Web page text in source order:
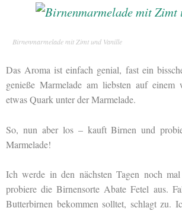
Birnenmarmelade mit Zimt und Vanille
Das Aroma ist einfach genial, fast ein
genieße Marmelade am liebsten auf einem
etwas Quark unter der Marmelade.
So, nun aber los – kauft Birnen und
Marmelade!
Ich werde in den nächsten Tagen noch
probiere die Birnensorte Abate Fetel aus.
Butterbirnen bekommen solltet, schlagt zu.